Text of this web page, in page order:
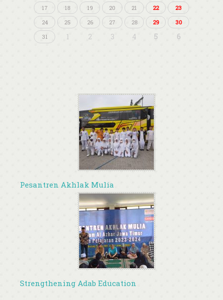
17
18 19 20 21 22
23
24
25 26 27 28 29
30
31
1 2 3 4 5 6
Pesantren Akhlak Mulia
Strengthening Adab Education